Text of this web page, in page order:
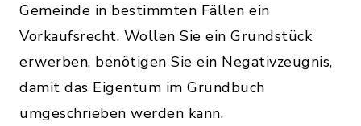
Gemeinde in bestimmten Fällen ein
Vorkaufsrecht. Wollen Sie ein Grundstück
erwerben, benötigen Sie ein Negativzeugnis,
damit das Eigentum im Grundbuch
umgeschrieben werden kann.